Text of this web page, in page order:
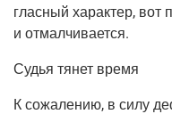
глас­ный харак­тер, вот
и отмалчивается.
Судья тянет время
К сожа­ле­нию, в силу